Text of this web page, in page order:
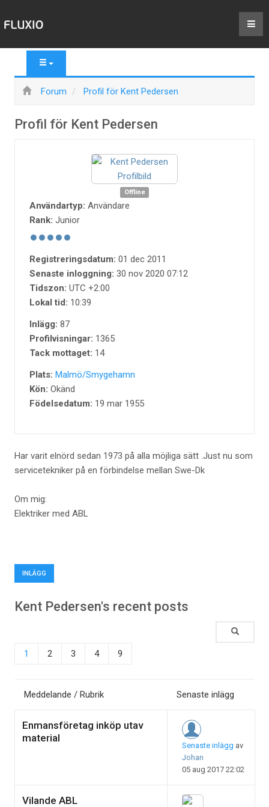
Forum Profil för Kent Pedersen
Profil för Kent Pedersen
Offline
Användartyp: Användare
Rank: Junior
Registreringsdatum: 01 dec 2011
Senaste inloggning: 30 nov 2020 07:12
Tidszon: UTC +2:00
Lokal tid: 10:39
Inlägg: 87
Profilvisningar: 1365
Tack mottaget: 14
Plats: Malmö/Smygehamn
Kön: Okänd
Födelsedatum: 19 mar 1955
Har varit elnörd sedan 1973 på alla möjliga sätt .Just nu som
servicetekniker på en förbindelse mellan Swe-Dk
Om mig:
Elektriker med ABL
INLÄGG
Kent Pedersen's recent posts
1 2 3 4 9
Meddelande / Rubrik Senaste inlägg
Enmansföretag inköp utav
material
Senaste inlägg av
Johan
05 aug 2017 22:02
Vilande ABL